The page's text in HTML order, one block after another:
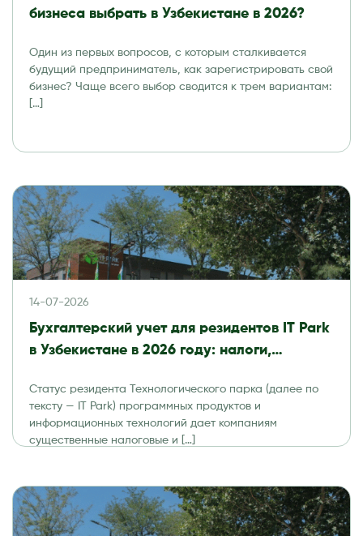
бизнеса выбрать в Узбекистане в 2026?
Один из первых вопросов, с которым сталкивается
будущий предприниматель, как зарегистрировать свой
бизнес? Чаще всего выбор сводится к трем вариантам:
[…]
14-07-2026
Бухгалтерский учет для резидентов IT Park
в Узбекистане в 2026 году: налоги,
Статус резидента Технологического парка (далее по
тексту — IT Park) программных продуктов и
информационных технологий дает компаниям
существенные налоговые и […]